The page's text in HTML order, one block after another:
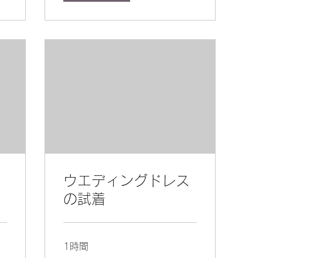
ウエディングドレス
の試着
1時間